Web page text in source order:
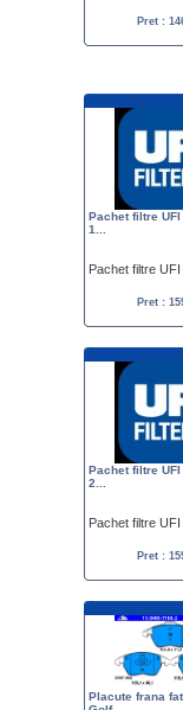
Pret :
Pachet filtre UFI
1...
Pachet filtre UFI
Pret :
Pachet filtre UFI
2...
Pachet filtre UFI
Pret :
Placute frana